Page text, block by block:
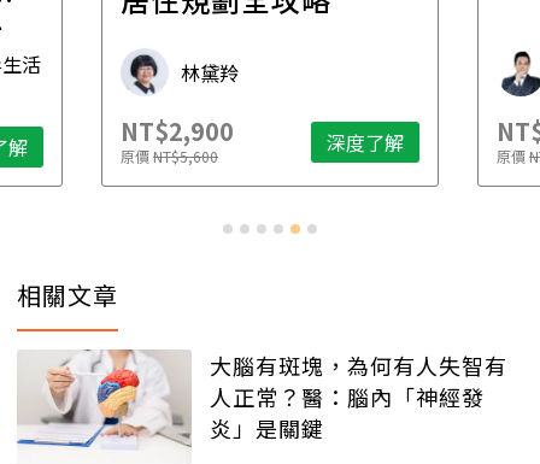
活
解
林黛羚
NT$2,900
原價NT$5,600 深度了解 原價
相關文章
大腦有斑塊，為何有人失智有
人正常？醫：腦內「神經發
炎」是關鍵